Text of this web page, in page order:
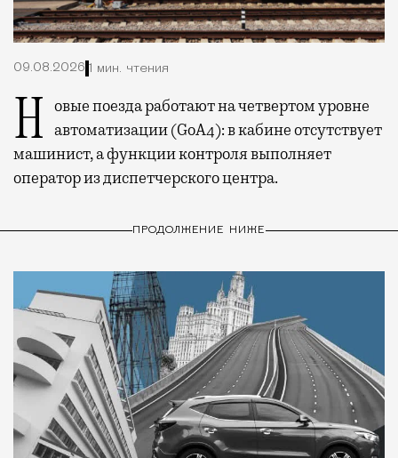
09.08.2026 1 мин. чтения
Новые поезда работают на четвертом уровне автоматизации (GoA4): в кабине отсутствует
машинист, а функции контроля выполняет
оператор из диспетчерского центра.
ПРОДОЛЖЕНИЕ НИЖЕ